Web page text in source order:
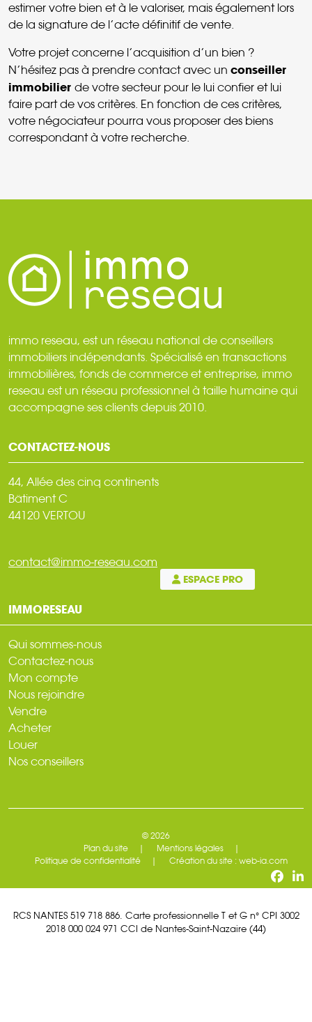
estimer votre bien et à le valoriser, mais également lors
de la signature de l’acte définitif de vente.
Votre projet concerne l’acquisition d’un bien ?
N’hésitez pas à prendre contact avec un conseiller
immobilier de votre secteur pour le lui confier et lui
faire part de vos critères. En fonction de ces critères,
votre négociateur pourra vous proposer des biens
correspondant à votre recherche.
immo reseau, est un réseau national de conseillers
immobiliers indépendants. Spécialisé en transactions
immobilières, fonds de commerce et entreprise, immo
reseau est un réseau professionnel à taille humaine qui
accompagne ses clients depuis 2010.
CONTACTEZ-NOUS
44, Allée des cinq continents
Bâtiment C
44120 VERTOU
contact@immo-reseau.com
ESPACE PRO
IMMORESEAU
Qui sommes-nous
Contactez-nous
Mon compte
Nous rejoindre
Vendre
Acheter
Louer
Nos conseillers
© 2026
Plan du site
Mentions légales
Politique de confidentialité
Création du site : web-ia.com
RCS NANTES 519 718 886. Carte professionnelle T et G n° CPI 3002
2018 000 024 971 CCI de Nantes-Saint-Nazaire (44)